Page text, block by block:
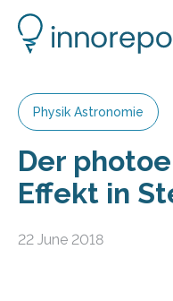
Physik Astronomie
Der
Effekt in
22 June 2018